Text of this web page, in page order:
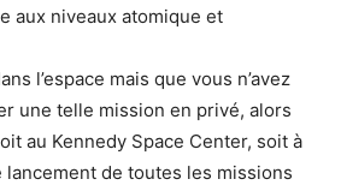
aux niveaux atomique et
l’espace mais que vous n’avez
une telle mission en privé, alors
au Kennedy Space Center, soit à
lancement de toutes les missions